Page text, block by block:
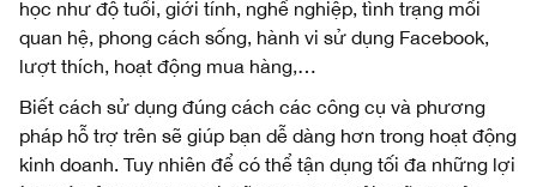
học như độ tuổi, giới tính, nghề nghiệp, tình trạng mối
quan hệ, phong cách sống, hành vi sử dụng Facebook,
lượt thích, hoạt động mua hàng,…
Biết cách sử dụng đúng cách các công cụ và phương
pháp hỗ trợ trên sẽ giúp bạn dễ dàng hơn trong hoạt động
kinh doanh. Tuy nhiên để có thể tận dụng tối đa những lợi